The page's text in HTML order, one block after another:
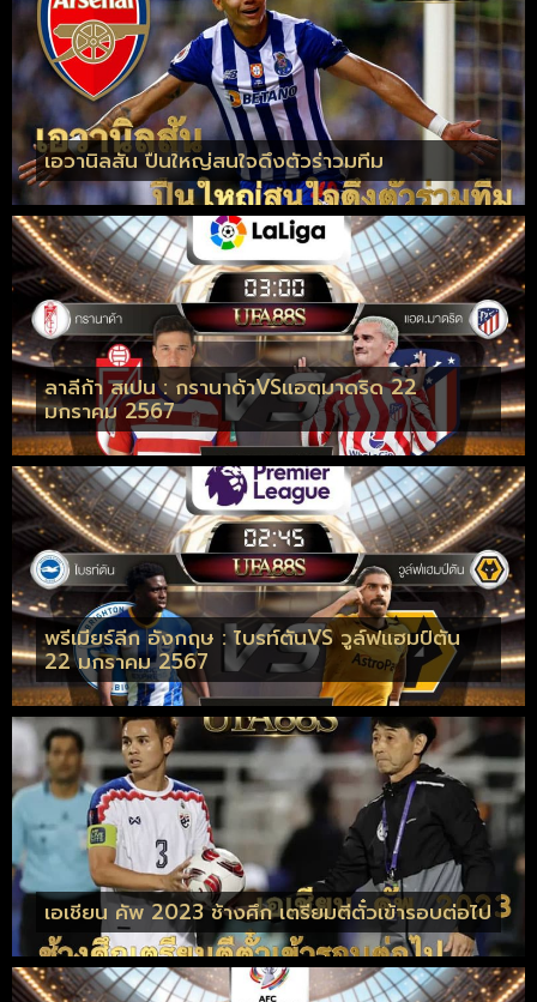
เอวานิลสัน ปืนใหญ่สนใจดึงตัวร่าวมทีม
ลาลีก้า สเปน : กรานาด้าVSแอตมาดริด 22
มกราคม 2567
พรีเมียร์ลีก อังกฤษ : ไบรท์ตันVS วูล์ฟแฮมป์ตัน
22 มกราคม 2567
เอเชียน คัพ 2023 ช้างศึก เตรียมตีตั๋วเข้ารอบต่อไป